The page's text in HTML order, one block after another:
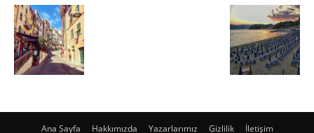
Ana Sayfa Hakkımızda Yazarlarımız Gizlilik İletişim